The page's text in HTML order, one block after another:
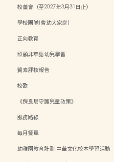
校董會（至2027年3月31日止）
學校團隊(曹幼大家庭)
正向教育
照顧非華語幼兒學習
質素評核報告
校歌
《保良局守護兒童政策》
服務路線
每月餐單
幼稚園教育計劃 中華文化校本學習活動